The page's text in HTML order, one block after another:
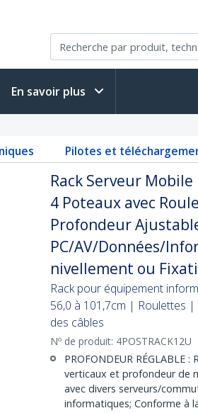
En savoir plus
Pilotes et
Rack Serveur
4 Poteaux avec
Profondeur
PC/AV/Données/
nivellement ou
Rack pour équipement
56,0 à 101,7cm | Roulettes
des câbles
Nº de produit: 4POSTRACK12U
PROFONDEUR RÉGLABLE
verticaux et profondeur de
avec divers serveurs/
informatiques; Conforme à